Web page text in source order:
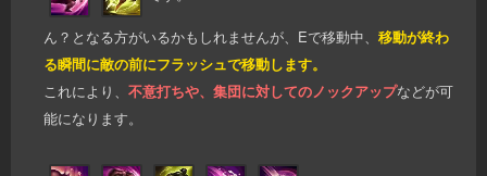
ん？となる方がいるかもしれませんが、Eで移動中、 移動が終わ
る瞬間に敵の前にフラッシュで移動します。
これにより、 不意打ちや、集団に対してのノックアップなどが可
能になります。